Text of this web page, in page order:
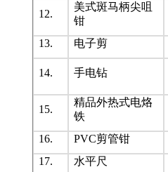
12.
美式斑马柄尖咀
钳
13.
电子剪
14. 手电钻
15.
精品外热式电烙
铁
16.
PVC剪管钳
17.
水平尺